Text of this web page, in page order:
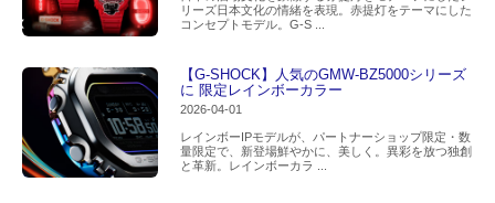
リーズ日本文化の情緒を表現。赤提灯をテーマにした
コンセプトモデル。G-S ...
【G-SHOCK】人気のGMW-BZ5000シリーズ
に 限定レインボーカラー
2026-04-01
レインボーIPモデルが、パートナーショップ限定・数
量限定で、新登場鮮やかに、美しく。異彩を放つ独創
と革新。レインボーカラ ...